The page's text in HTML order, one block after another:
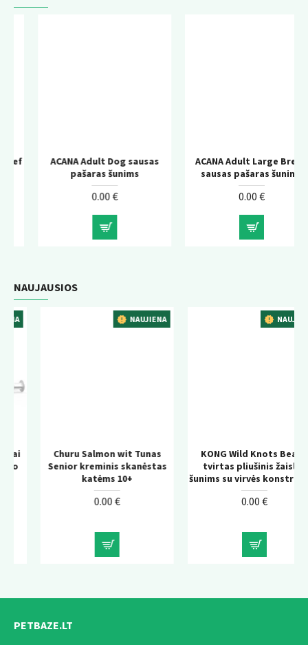
ACANA Adult Dog sausas
pašaras šunims
0.00 €
ACANA Adult Large Breed
sausas pašaras šunims
0.00 €
NAUJAUSIOS
NAUJIENA
Churu Salmon wit Tunas
Senior kreminis skanėstas
katėms 10+
0.00 €
NAUJIENA
KONG Wild Knots Bear –
tvirtas pliušinis žaislas
šunims su virvės konstrukcija
0.00 €
PETBAZE.LT